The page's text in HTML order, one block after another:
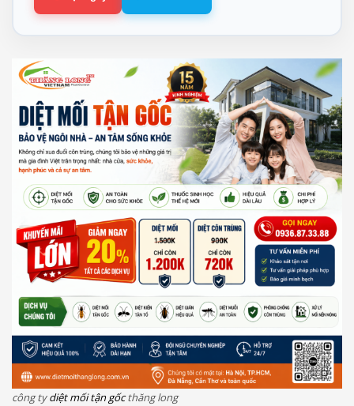
công tydiệt mối tận gốcthăng long